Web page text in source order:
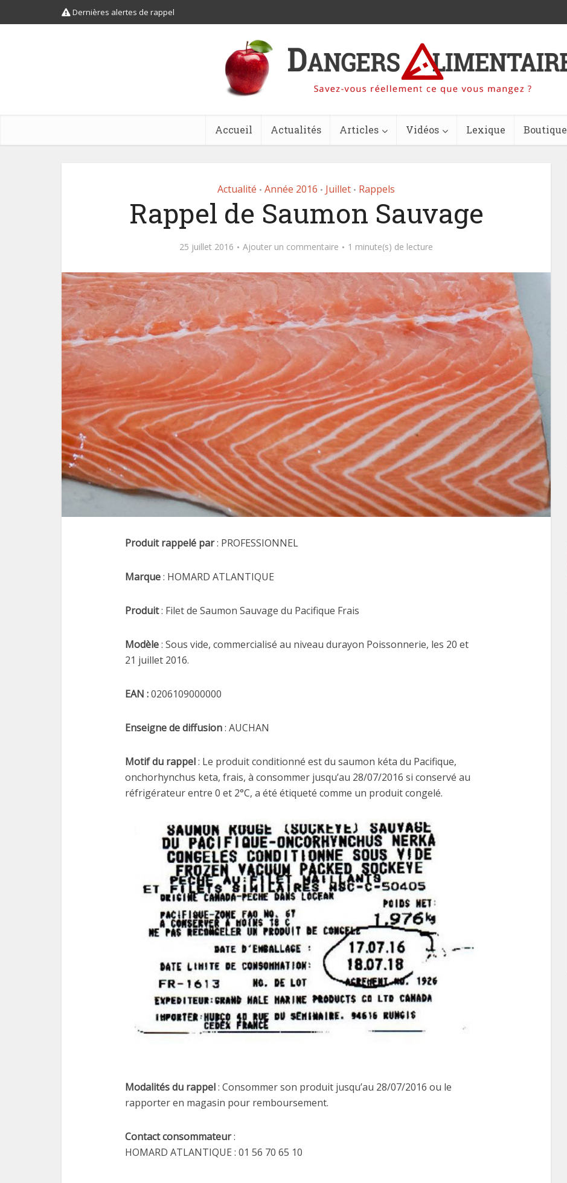
Dernières alertes de rappel
Accueil Actualités Articles Vidéos Lexique Boutique
Actualité • Année 2016 • Juillet • Rappels
Rappel de Saumon Sauvage
25 juillet 2016 Ajouter un commentaire 1 minute(s) de lecture
Produit rappelé par: PROFESSIONNEL
Marque: HOMARD ATLANTIQUE
Produit: Filet de Saumon Sauvage du Pacifique Frais
Modèle: Sous vide, commercialisé au niveau durayon Poissonnerie, les 20 et
21 juillet 2016.
EAN :0206109000000
Enseigne de diffusion: AUCHAN
Motif du rappel: Le produit conditionné est du saumon kéta du Pacifique,
onchorhynchus keta, frais, à consommer jusqu’au 28/07/2016 si conservé au
réfrigérateur entre 0 et 2°C, a été étiqueté comme un produit congelé.
Modalités du rappel: Consommer son produit jusqu’au 28/07/2016 ou le
rapporter en magasin pour remboursement.
Contact consommateur:
HOMARD ATLANTIQUE : 01 56 70 65 10
Le plastique, pas si
2 octobre 2023
Comment manger
sainement pendant la